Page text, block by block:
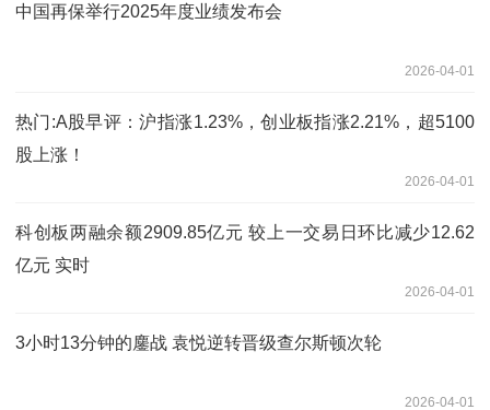
中国再保举行2025年度业绩发布会
2026-04-01
热门:A股早评：沪指涨1.23%，创业板指涨2.21%，超5100
股上涨！
2026-04-01
科创板两融余额2909.85亿元 较上一交易日环比减少12.62
亿元 实时
2026-04-01
3小时13分钟的鏖战 袁悦逆转晋级查尔斯顿次轮
2026-04-01